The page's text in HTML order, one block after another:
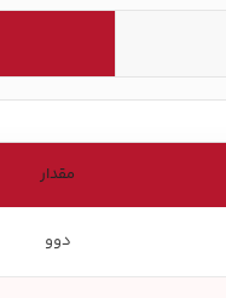
مقدار
دوو